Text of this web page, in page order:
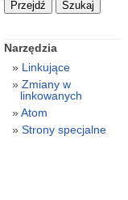
Narzędzia
Linkujące
Zmiany w
linkowanych
Atom
Strony specjalne